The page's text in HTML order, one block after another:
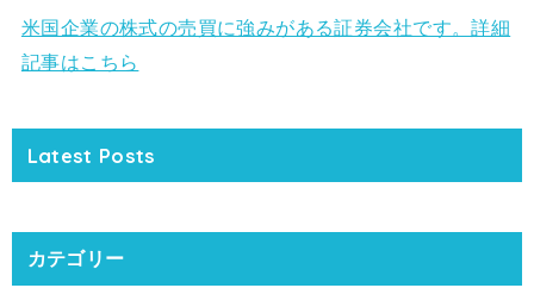
米国企業の株式の売買に強みがある証券会社です。詳細
記事はこちら
Latest Posts
カテゴリー